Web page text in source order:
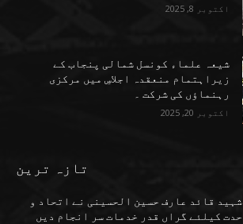
اکتوبر 8, 2025
شیعہ علماء کونسل شمالی پنجاب کے
زیراہتمام منعقدہ اجلاسِ میں مرکزی
رہنماؤں کی شرکت ۔
اکتوبر 20, 2025
تازہ ترین
شہید قائد عارف حسین الحسینی نے اتحاد و
حدت کیلئے گراں قدر خدمات سر انجام دیں